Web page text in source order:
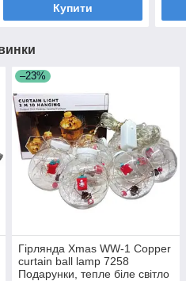
Купити
–23%
Гірлянда Xmas WW-1 Copper
curtain ball lamp 7258
Подарунки, тепле біле світло